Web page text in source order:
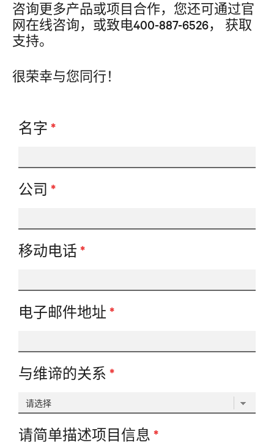
咨询更多产品或项目合作，您还可通过官
网在线咨询，或致电400-887-6526， 获取
支持。
很荣幸与您同行！
名字 *
公司 *
移动电话 *
电子邮件地址 *
与维谛的关系 *
请简单描述项目信息 *